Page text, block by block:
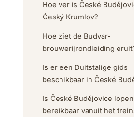
Hoe ver is České
Český Krumlov?
Hoe ziet de Budvar-
brouwerijrondleiding
Is er een Duitstalige gids
beschikbaar in České
Is České Budějovice
bereikbaar vanuit het